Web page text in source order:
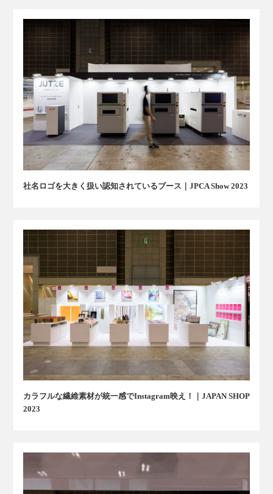
社名ロゴを大きく扱い認知されているブース｜JPCA Show 2023
カラフルな繊維素材が統一感でInstagram映え！｜JAPAN SHOP
2023